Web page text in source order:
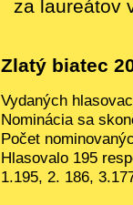
za laureátov
Zlatý biatec
Vydaných
Nominácia sa
Počet
Hlasovalo 195
1.195, 2. 186,